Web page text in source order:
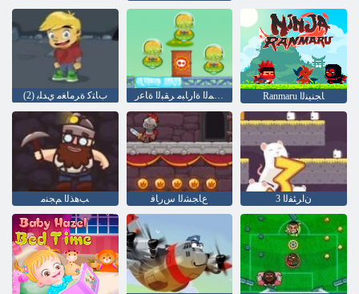
(2) ﺏﺎﺘﻛ ﺓﺮﻣﺎﻐﻣ ﻱﺪﻠﺑ ﺦﻳﺮﻤﻟﺍ ﺓﺍﺭﺎﺒﻣ ﺮﻘﺒﻟﺍ ﺓﺎﻋﺭ Ranmaru ﺎﺠﻨﻴﻨﻟﺍ
ﺐﻫﺬﻟﺍ ﻢﺠﻨﻣ ﻉﺎﺠﺸﻟﺍ ﺱﺭﺎﻓ ﻥﺍﺮﺌﻔﻟﺍ 3